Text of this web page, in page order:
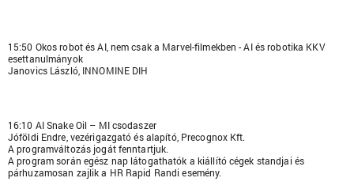
15:50 Okos robot és AI, nem csak a Marvel-filmekben - AI és robotika KKV
esettanulmányok
Janovics László, INNOMINE DIH
16:10 AI Snake Oil – MI csodaszer
Jóföldi Endre, vezérigazgató és alapító, Precognox Kft.
A programváltozás jogát fenntartjuk.
A program során egész nap látogathatók a kiállító cégek standjai és
párhuzamosan zajlik a HR Rapid Randi esemény.